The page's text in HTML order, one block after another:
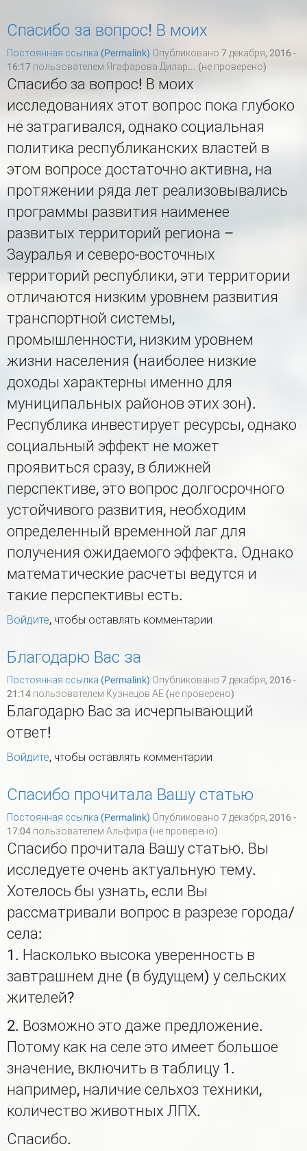
Спасибо за вопрос! В моих
Постоянная ссылка (Permalink) Опубликовано 7 декабря, 2016 -
16:17 пользователем Ягафарова Дилар... (не проверено)
Спасибо за вопрос! В моих
исследованиях этот вопрос пока глубоко
не затрагивался, однако социальная
политика республиканских властей в
этом вопросе достаточно активна, на
протяжении ряда лет реализовывались
программы развития наименее
развитых территорий региона –
Зауралья и северо-восточных
территорий республики, эти территории
отличаются низким уровнем развития
транспортной системы,
промышленности, низким уровнем
жизни населения (наиболее низкие
доходы характерны именно для
муниципальных районов этих зон).
Республика инвестирует ресурсы, однако
социальный эффект не может
проявиться сразу, в ближней
перспективе, это вопрос долгосрочного
устойчивого развития, необходим
определенный временной лаг для
получения ожидаемого эффекта. Однако
математические расчеты ведутся и
такие перспективы есть.
Войдите, чтобы оставлять комментарии
Благодарю Вас за
Постоянная ссылка (Permalink) Опубликовано 7 декабря, 2016 -
21:14 пользователем Кузнецов АЕ (не проверено)
Благодарю Вас за исчерпывающий
ответ!
Войдите, чтобы оставлять комментарии
Спасибо прочитала Вашу статью
Постоянная ссылка (Permalink) Опубликовано 7 декабря, 2016 -
17:04 пользователем Альфира (не проверено)
Спасибо прочитала Вашу статью. Вы
исследуете очень актуальную тему.
Хотелось бы узнать, если Вы
рассматривали вопрос в разрезе города/
села:
1. Насколько высока уверенность в
завтрашнем дне (в будущем) у сельских
жителей?
2. Возможно это даже предложение.
Потому как на селе это имеет большое
значение, включить в таблицу 1.
например, наличие сельхоз техники,
количество животных ЛПХ.
Спасибо.